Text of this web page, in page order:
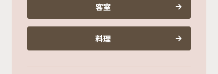
客室
料理